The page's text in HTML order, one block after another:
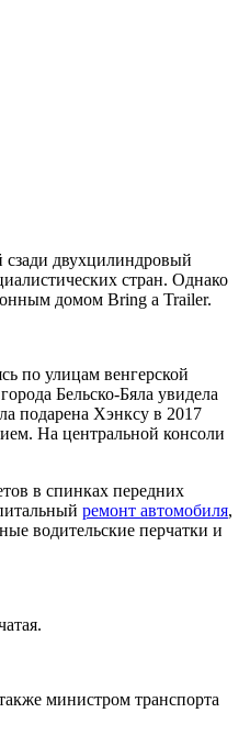
сзади двухцилиндровый
стран. Однако
домом Bring a Trailer.
по улицам венгерской
Бельско-Бяла увидела
подарена Хэнксу в 2017
На центральной консоли
в спинках передних
ремонт автомобиля,
водительские перчатки и
министром транспорта